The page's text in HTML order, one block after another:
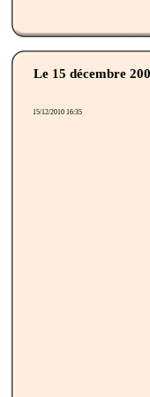
Le 15 décembre
15/12/2010 16:35